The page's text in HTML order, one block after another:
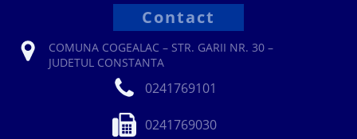
Contact
COMUNA COGEALAC – STR. GARII NR. 30 –
JUDETUL CONSTANTA
0241769101
0241769030